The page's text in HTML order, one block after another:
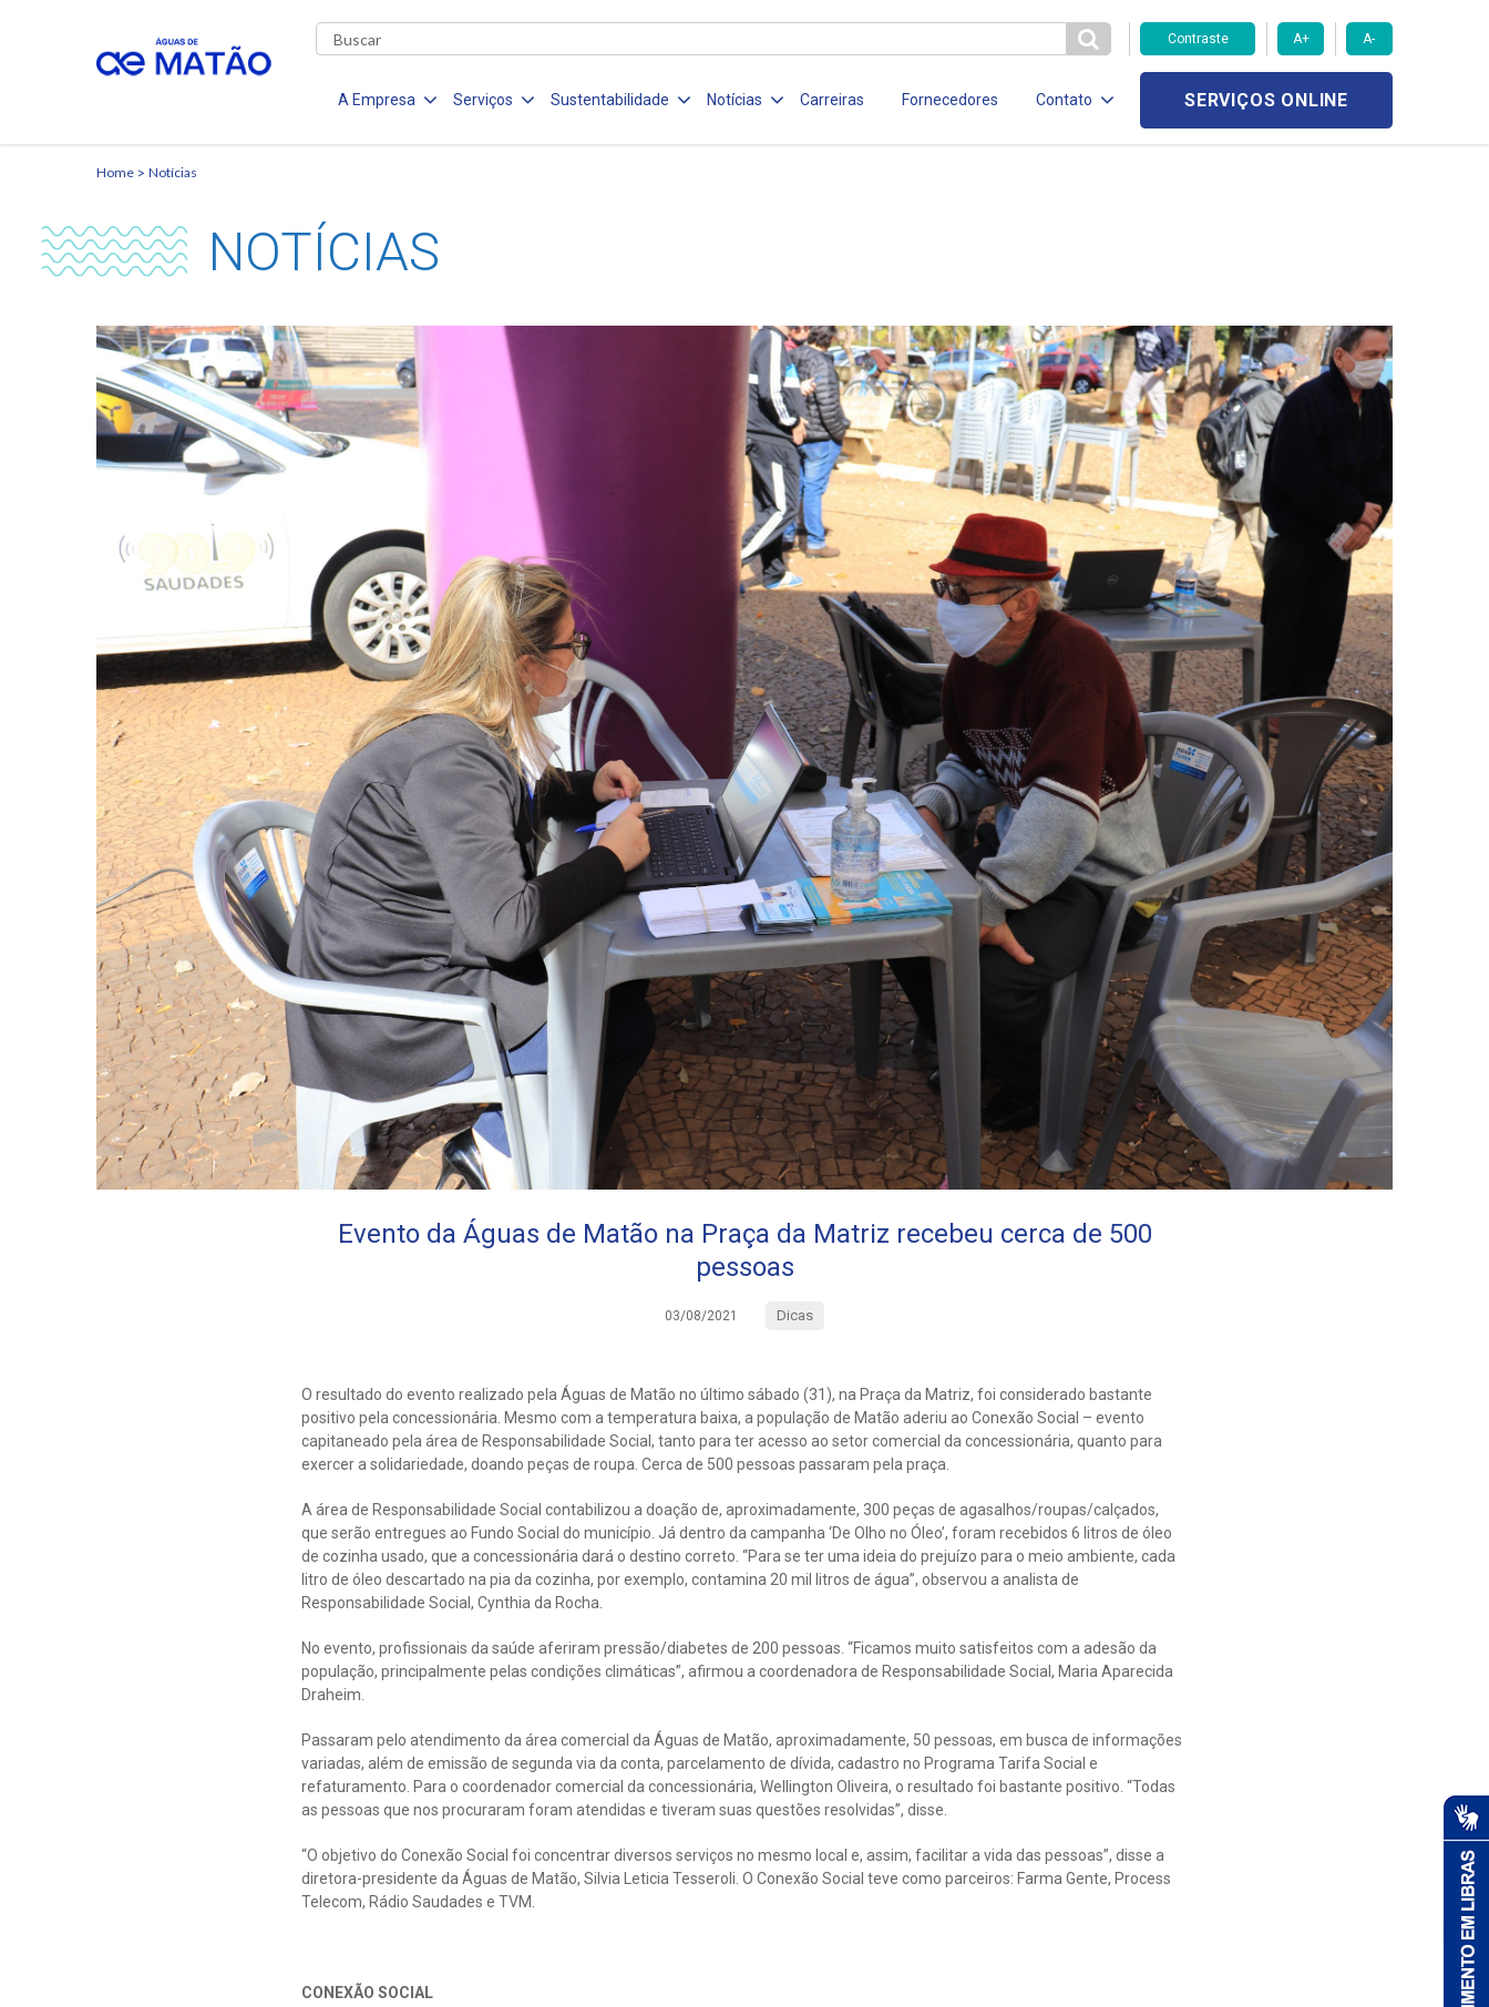
Contraste A+ A-
A Empresa Serviços Sustentabilidade Notícias Carreiras Fornecedores Contato SERVIÇOS ONLINE
Home Notícias
NOTÍCIAS
Evento da Águas de Matão na Praça da Matriz recebeu cerca de 500
pessoas
03/08/2021 Dicas
O resultado do evento realizado pela Águas de Matão no último sábado (31), na Praça da Matriz, foi considerado bastante
positivo pela concessionária. Mesmo com a temperatura baixa, a população de Matão aderiu ao Conexão Social – evento
capitaneado pela área de Responsabilidade Social, tanto para ter acesso ao setor comercial da concessionária, quanto para
exercer a solidariedade, doando peças de roupa. Cerca de 500 pessoas passaram pela praça.
A área de Responsabilidade Social contabilizou a doação de, aproximadamente, 300 peças de agasalhos/roupas/calçados,
que serão entregues ao Fundo Social do município. Já dentro da campanha ‘De Olho no Óleo’, foram recebidos 6 litros de óleo
de cozinha usado, que a concessionária dará o destino correto. “Para se ter uma ideia do prejuízo para o meio ambiente, cada
litro de óleo descartado na pia da cozinha, por exemplo, contamina 20 mil litros de água”, observou a analista de
Responsabilidade Social, Cynthia da Rocha.
No evento, profissionais da saúde aferiram pressão/diabetes de 200 pessoas. “Ficamos muito satisfeitos com a adesão da
população, principalmente pelas condições climáticas”, afirmou a coordenadora de Responsabilidade Social, Maria Aparecida
Draheim.
Passaram pelo atendimento da área comercial da Águas de Matão, aproximadamente, 50 pessoas, em busca de informações
variadas, além de emissão de segunda via da conta, parcelamento de dívida, cadastro no Programa Tarifa Social e
refaturamento. Para o coordenador comercial da concessionária, Wellington Oliveira, o resultado foi bastante positivo. “Todas
as pessoas que nos procuraram foram atendidas e tiveram suas questões resolvidas”, disse.
“O objetivo do Conexão Social foi concentrar diversos serviços no mesmo local e, assim, facilitar a vida das pessoas”, disse a
diretora-presidente da Águas de Matão, Silvia Leticia Tesseroli. O Conexão Social teve como parceiros: Farma Gente, Process
Telecom, Rádio Saudades e TVM.
CONEXÃO SOCIAL